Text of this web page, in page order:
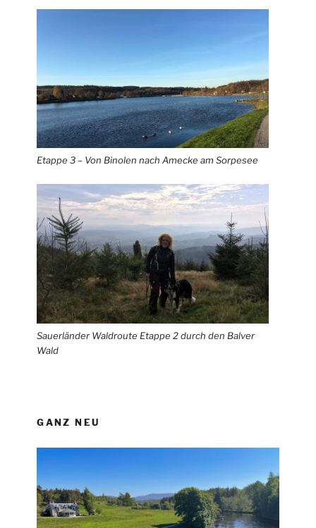
Etappe 3 – Von Binolen nach Amecke am Sorpesee
Sauerländer Waldroute Etappe 2 durch den Balver
Wald
GANZ NEU